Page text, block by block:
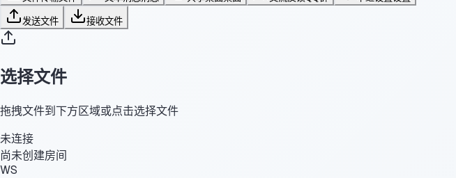
发送文件 接收文件
选择文件
拖拽文件到下方区域或点击选择文件
未连接
尚未创建房间
WS